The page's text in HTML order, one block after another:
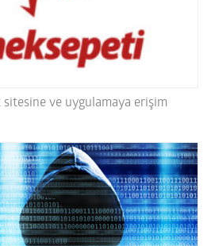
ve uygulamaya erişim